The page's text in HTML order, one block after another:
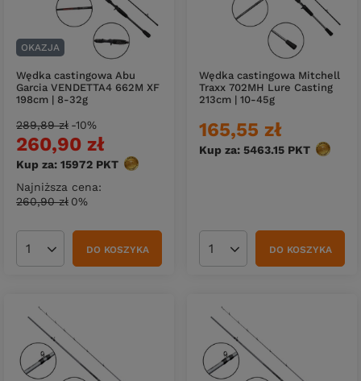
OKAZJA
Wędka castingowa Abu
Garcia VENDETTA4 662M XF
198cm | 8-32g
260,90 zł
Kup za: 15972 PKT punktów
Najniższa cena:
260,90 zł 0%
289,89 zł -10%
Ilość produktówDO KOSZYKA
Wędka castingowa Mitchell
Traxx 702MH Lure Casting
213cm | 10-45g
165,55 zł
Kup za: 5463.15 PKT punktów
Ilość produktówDO KOSZYKA